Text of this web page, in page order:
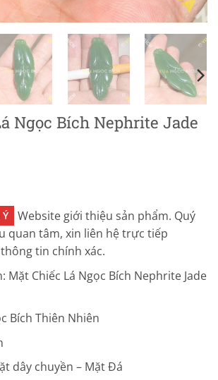
Ngọc Bích Nephrite Jade
Website giới thiệu sản phẩm. Quý
quan tâm, xin liên hệ trực tiếp
tin chính xác.
Mặt Chiếc Lá Ngọc Bích Nephrite Jade
Bích Thiên Nhiên
dây chuyền – Mặt Đá